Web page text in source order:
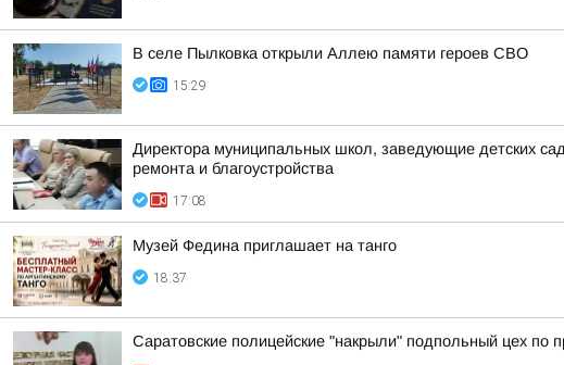
В селе Пылковка открыли Аллею памяти героев СВО
15:29
Директора муниципальных школ, заведующие детских
ремонта и благоустройства
17:08
Музей Федина приглашает на танго
18:37
Саратовские полицейские "накрыли" подпольный цех по